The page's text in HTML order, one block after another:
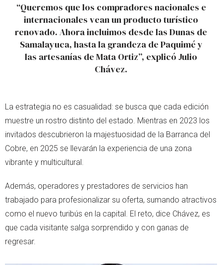
“Queremos que los compradores nacionales e
internacionales vean un producto turístico
renovado. Ahora incluimos desde las Dunas de
Samalayuca, hasta la grandeza de Paquimé y
las artesanías de Mata Ortiz”, explicó Julio
Chávez.
La estrategia no es casualidad: se busca que cada edición
muestre un rostro distinto del estado. Mientras en 2023 los
invitados descubrieron la majestuosidad de la Barranca del
Cobre, en 2025 se llevarán la experiencia de una zona
vibrante y multicultural.
Además, operadores y prestadores de servicios han
trabajado para profesionalizar su oferta, sumando atractivos
como el nuevo turibús en la capital. El reto, dice Chávez, es
que cada visitante salga sorprendido y con ganas de
regresar.